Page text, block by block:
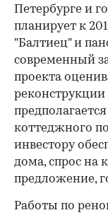
Петербурге и
планирует к
"Балтиец" и
современный
проекта
коттеджного
инвестору
дома, спрос на
предложение,
Работы по